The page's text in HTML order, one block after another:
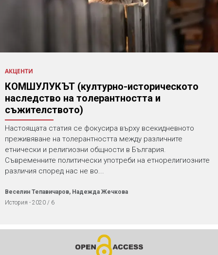
АКЦЕНТИ
КОМШУЛУКЪТ (културно-историческото
наследство на толерантността и
съжителството)
Настоящата статия се фокусира върху всекидневното
преживяване на толерантността между различните
етнически и религиозни общности в България.
Съвременните политически употреби на етнорелигиозните
различия според нас не во...
Веселин Тепавичаров, Надежда Жечкова
История - 2020 / 6